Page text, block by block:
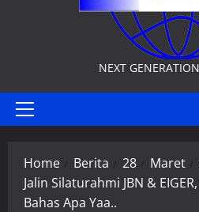
NEXT
Primary
Home Berita 28 Maret
Jalin Silaturahmi JBN &
Bahas Apa Yaa..